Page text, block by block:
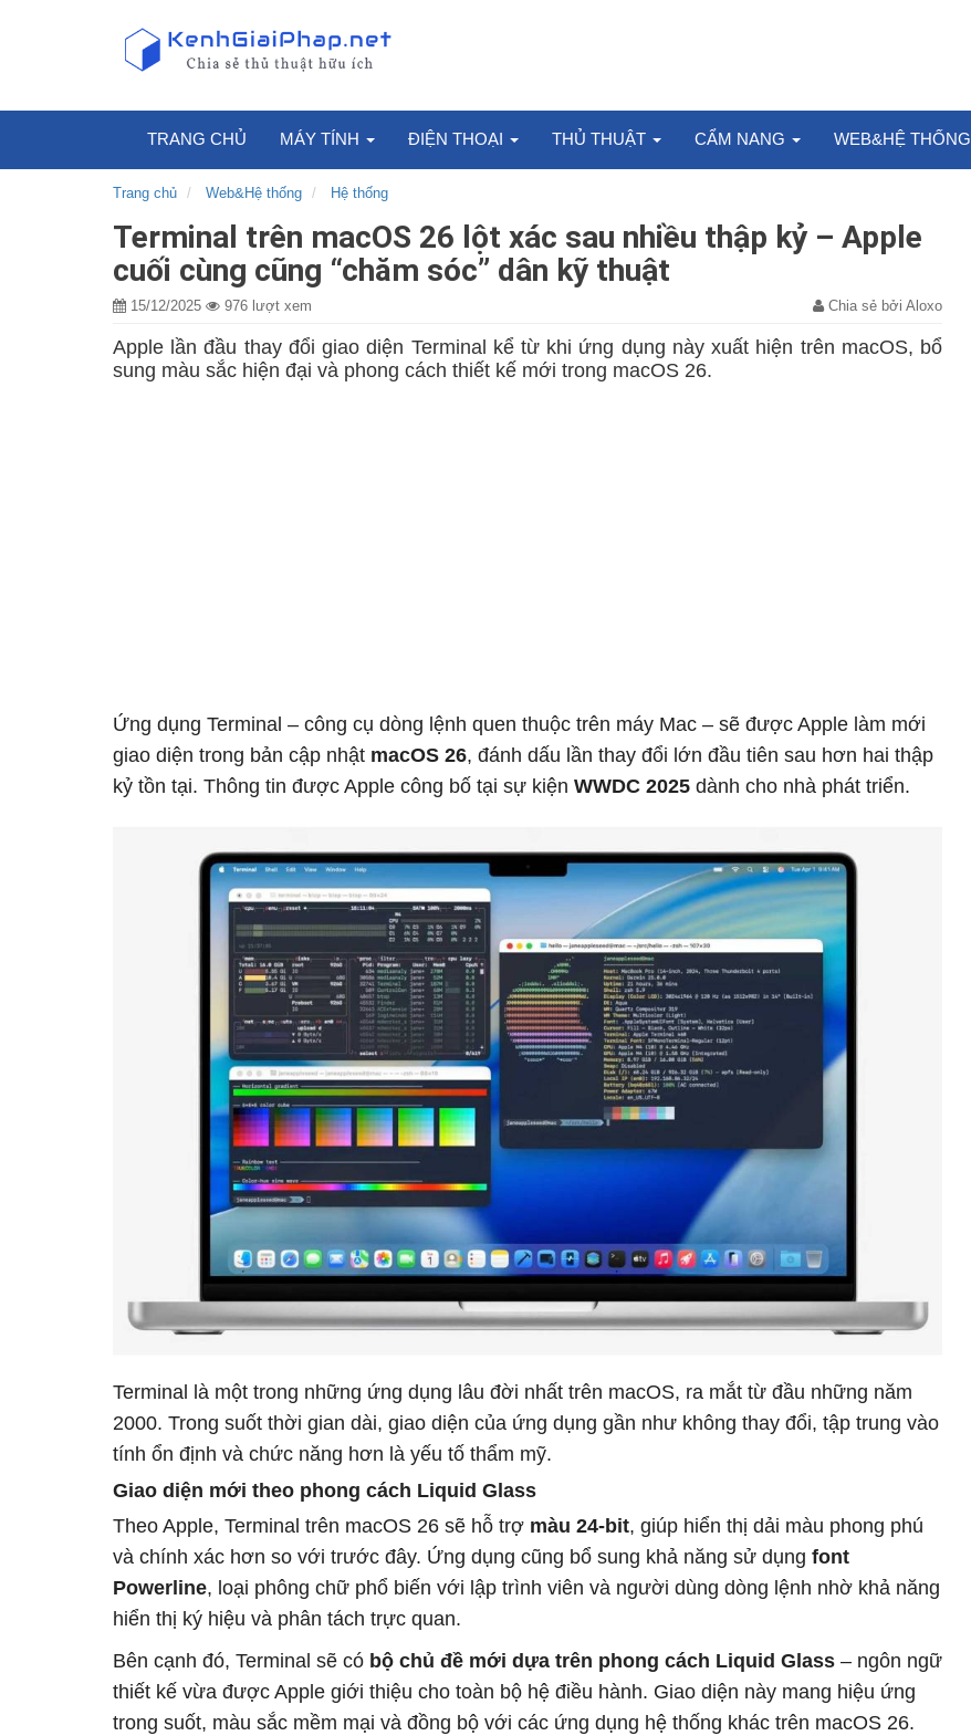
TRANG CHỦ MÁY TÍNH ĐIỆN THOẠI THỦ THUẬT CẨM NANG WEB&HỆ THỐNG
Trang chủ Web&Hệ thống Hệ thống
Terminal trên macOS 26 lột xác sau nhiều thập kỷ – Apple
cuối cùng cũng “chăm sóc” dân kỹ thuật
15/12/2025 976 lượt xem Chia sẻ bởi Aloxo
Apple lần đầu thay đổi giao diện Terminal kể từ khi ứng dụng này xuất hiện trên macOS, bổ
sung màu sắc hiện đại và phong cách thiết kế mới trong macOS 26.
Ứng dụng Terminal – công cụ dòng lệnh quen thuộc trên máy Mac – sẽ được Apple làm mới
giao diện trong bản cập nhật macOS 26, đánh dấu lần thay đổi lớn đầu tiên sau hơn hai thập
kỷ tồn tại. Thông tin được Apple công bố tại sự kiện WWDC 2025 dành cho nhà phát triển.
Terminal là một trong những ứng dụng lâu đời nhất trên macOS, ra mắt từ đầu những năm
2000. Trong suốt thời gian dài, giao diện của ứng dụng gần như không thay đổi, tập trung vào
tính ổn định và chức năng hơn là yếu tố thẩm mỹ.
Giao diện mới theo phong cách Liquid Glass
Theo Apple, Terminal trên macOS 26 sẽ hỗ trợ màu 24-bit, giúp hiển thị dải màu phong phú
và chính xác hơn so với trước đây. Ứng dụng cũng bổ sung khả năng sử dụng font
Powerline, loại phông chữ phổ biến với lập trình viên và người dùng dòng lệnh nhờ khả năng
hiển thị ký hiệu và phân tách trực quan.
Bên cạnh đó, Terminal sẽ có bộ chủ đề mới dựa trên phong cách Liquid Glass – ngôn ngữ
thiết kế vừa được Apple giới thiệu cho toàn bộ hệ điều hành. Giao diện này mang hiệu ứng
trong suốt, màu sắc mềm mại và đồng bộ với các ứng dụng hệ thống khác trên macOS 26.